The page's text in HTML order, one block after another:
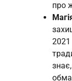
про
2021